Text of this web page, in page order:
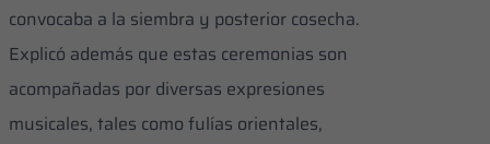
convocaba a la siembra y posterior cosecha.
Explicó además que estas ceremonias son
acompañadas por diversas expresiones
musicales, tales como fulías orientales,